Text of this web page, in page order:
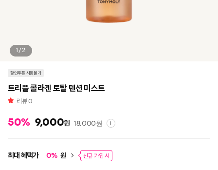
1/2
할인쿠폰 사용불가
트리플 콜라겐 토탈 텐션 미스트
리뷰0
50% 9,000원 18,000원 i
최대 혜택가 0% 원 신규 가입 시